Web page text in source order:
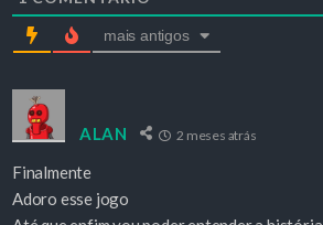
mais antigos
ALAN 2 meses atrás
Finalmente
Adoro esse jogo